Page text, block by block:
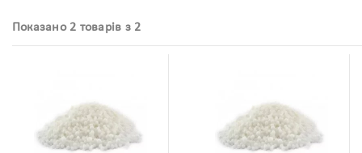
Показано 2 товарів з 2